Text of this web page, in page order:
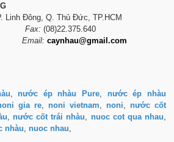
Linh Đông, Q. Thủ Đức, TP.HCM
Fax: (08)22.375.640
Email: caynhau@gmail.com
,nước ép nhàu Pure
nước ép nhàu
gia re noni vietnam noni
nước cốt
nước cốt trái nhàu nuoc cot qua nhau
nhàu nuoc nhau